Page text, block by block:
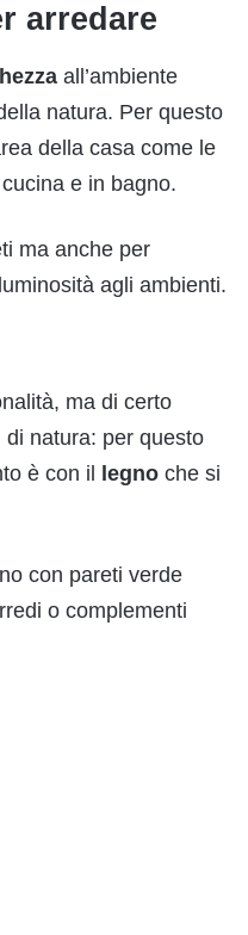
arredare
all’ambiente
natura. Per questo
della casa come le
e in bagno.
ma anche per
agli ambienti.
ma di certo
natura: per questo
è con il
legno che si
con pareti verde
o complementi